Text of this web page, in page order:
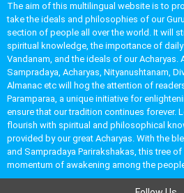
The aim of this multilingual website is to
take the ideals and philosophies of our
section of people all over the world. It will
spiritual knowledge, the importance of
Vandanam, and the ideals of our Acharyas.
Sampradaya, Acharyas, Nityanushtanam,
Almanac etc will hog the attention of
Paramparaa, a unique initiative for
ensure that our tradition continues forever.
flourish with spiritual and philosophical
provided by our great Acharyas. With the
and Sampradaya Parirakshakas, this tree
momentum of awakening among the